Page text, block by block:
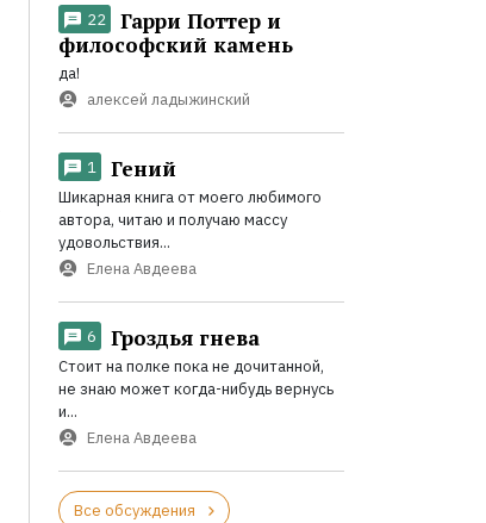
22
Гарри Поттер и
философский камень
да!
алексей ладыжинский
1 Гений
Шикарная книга от моего любимого
автора, читаю и получаю массу
удовольствия...
Елена Авдеева
6 Гроздья гнева
Стоит на полке пока не дочитанной,
не знаю может когда-нибудь вернусь
и...
Елена Авдеева
Все обсуждения